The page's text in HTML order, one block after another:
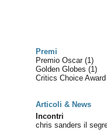
Premi
Premio Oscar(1)
Golden Globes(1)
Critics Choice
Articoli & News
Incontri
chris sanders il